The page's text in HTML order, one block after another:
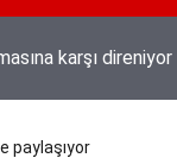
mesaisi
paylaşıyor